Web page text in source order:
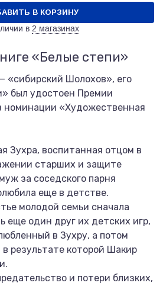
В КОРЗИНУ
в 2 магазинах
«Белые степи»
«сибирский Шолохов», его
был удостоен Премии
номинации «Художественная
Зухра, воспитанная отцом в
старших и защите
за соседского парня
еще в детстве.
молодой семьи сначала
еще один друг их детских игр,
в Зухру, а потом
результате которой Шакир
и потери близких,